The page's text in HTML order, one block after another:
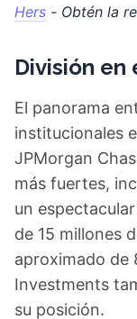
Hers - Obtén la
División
El panorama
institucionales
JPMorgan
más fuertes,
un
de 15 millones
aproximado de
Investments
su posición.